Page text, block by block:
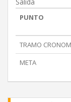
Salida
PUNTO
TRAMO
META